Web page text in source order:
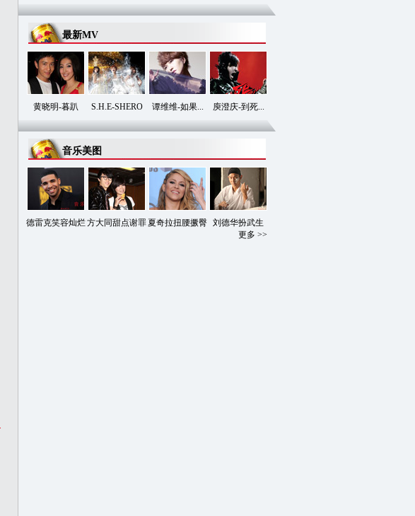
最新MV
黄晓明-暮趴 S.H.E-SHERO 谭维维-如果... 庾澄庆-到死...
音乐美图
德雷克笑容灿烂方大同甜点谢罪夏奇拉扭腰撅臀 刘德华扮武生
更多 >>